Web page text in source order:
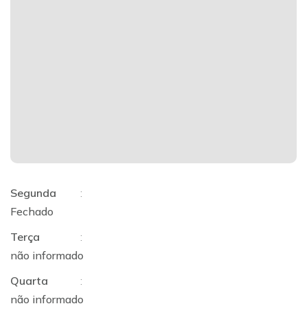
Segunda
:
Fechado
Terça
:
não informado
Quarta
:
não informado